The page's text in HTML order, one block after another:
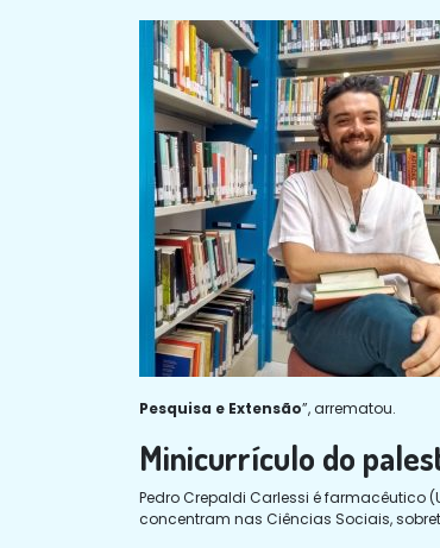
Pesquisa e Extensão”, arrematou.
Minicurrículo do
Pedro Crepaldi Carlessi é farmacêutico
concentram nas Ciências Sociais,